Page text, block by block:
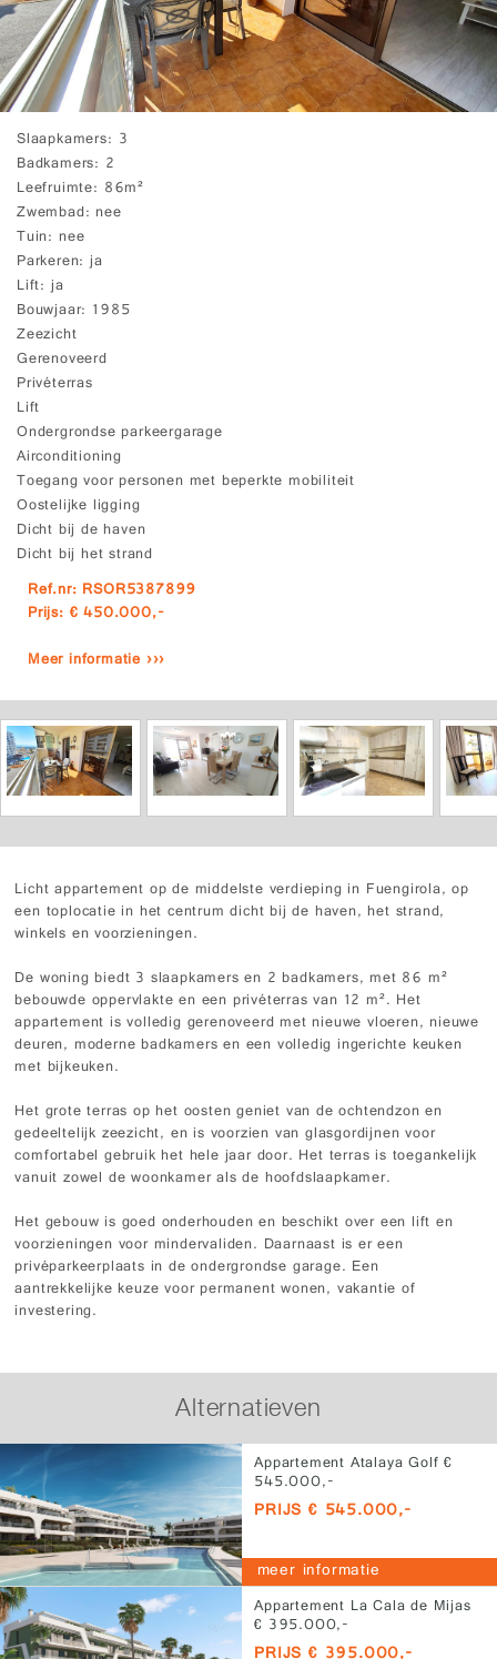
Slaapkamers 3
Badkamers 2
Leefruimte 86m²
Zwembad nee
Tuin nee
Parkeren ja
Lift ja
Bouwjaar 1985
Zeezicht
Gerenoveerd
Privéterras
Lift
Ondergrondse parkeergarage
Airconditioning
Toegang voor personen met beperkte mobiliteit
Oostelijke ligging
Dicht bij de haven
Dicht bij het strand
Ref.nr: RSOR5387899
Prijs: € 450.000,-
Meer informatie ›››
Licht appartement op de middelste verdieping in Fuengirola, op
een toplocatie in het centrum dicht bij de haven, het strand,
winkels en voorzieningen.
De woning biedt 3 slaapkamers en 2 badkamers, met 86 m²
bebouwde oppervlakte en een privéterras van 12 m². Het
appartement is volledig gerenoveerd met nieuwe vloeren, nieuwe
deuren, moderne badkamers en een volledig ingerichte keuken
met bijkeuken.
Het grote terras op het oosten geniet van de ochtendzon en
gedeeltelijk zeezicht, en is voorzien van glasgordijnen voor
comfortabel gebruik het hele jaar door. Het terras is toegankelijk
vanuit zowel de woonkamer als de hoofdslaapkamer.
Het gebouw is goed onderhouden en beschikt over een lift en
voorzieningen voor mindervaliden. Daarnaast is er een
privéparkeerplaats in de ondergrondse garage. Een
aantrekkelijke keuze voor permanent wonen, vakantie of
investering.
Alternatieven
Appartement Atalaya Golf €
545.000,-
PRIJS € 545.000,-
meer informatie
Appartement La Cala de Mijas
€ 395.000,-